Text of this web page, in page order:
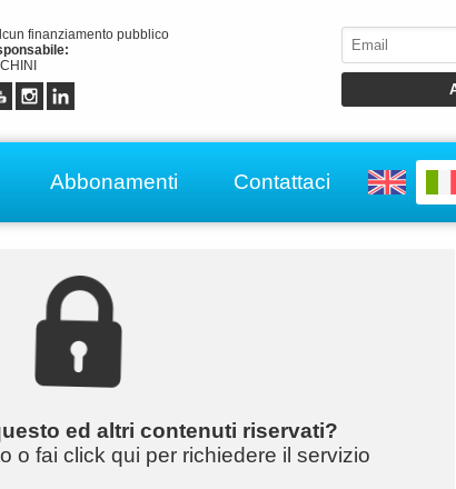
finanziamento pubblico
Abbonamenti Contattaci
ed altri contenuti riservati?
o fai click qui per richiedere il servizio